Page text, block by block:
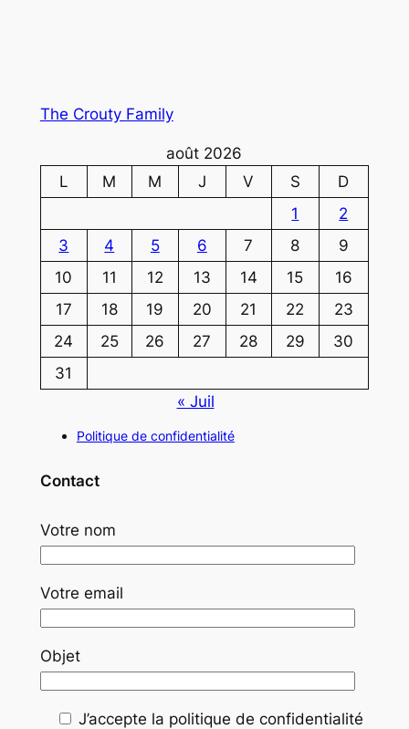
The Crouty Family
août 2026
L
M M J V S
D
1
2
3
4 5 6 7 8
9
10
11 12 13 14 15
16
17
18 19 20 21 22
23
24
25 26 27 28 29
30
31
« Juil
Politique de confidentialité
Contact
Votre nom
Votre email
Objet
J’accepte la politique de confidentialité